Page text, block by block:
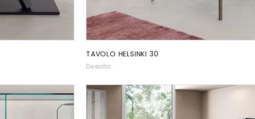
TAVOLO HELSINKI 30
Desalto